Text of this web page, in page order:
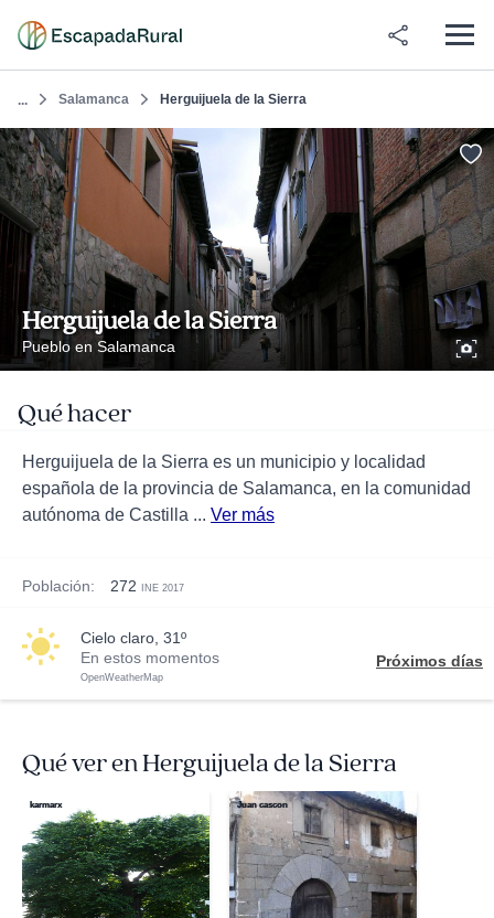
... Salamanca Herguijuela de la Sierra
Herguijuela de la Sierra
Pueblo en Salamanca
Qué hacer
Herguijuela de la Sierra es un municipio y localidad
española de la provincia de Salamanca, en la comunidad
autónoma de Castilla ... Ver más
Población: 272 INE 2017
cielo claro, 31º
En estos momentos
OpenWeatherMap
Próximos días
Qué ver en Herguijuela de la Sierra
karmarx Juan cascon